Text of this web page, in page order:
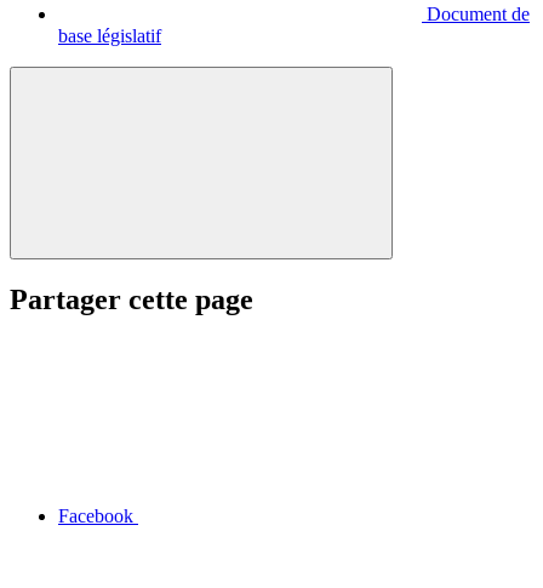
Document de
base législatif
Partager cette page
Facebook